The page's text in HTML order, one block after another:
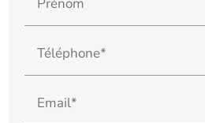
Prénom
Téléphone*
Email*